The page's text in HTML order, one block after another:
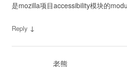
是mozilla项目accessibility模块的
Reply ↓
老熊